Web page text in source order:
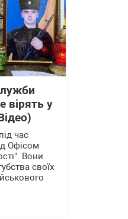
вірять у
час
Офісом
Вони
своїх